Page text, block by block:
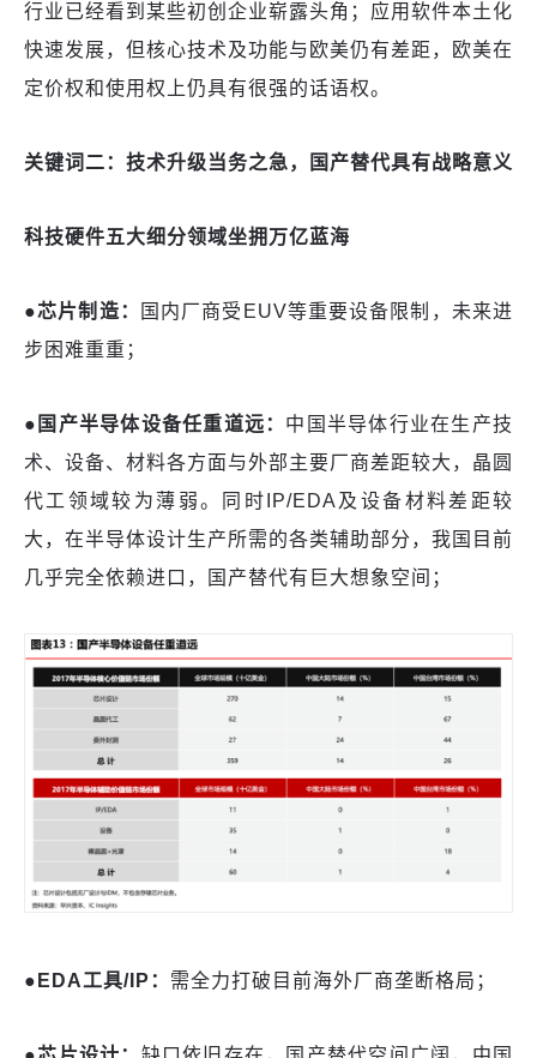
行业已经看到某些初创企业崭露头角；应用软件本土化
快速发展，但核心技术及功能与欧美仍有差距，欧美在
定价权和使用权上仍具有很强的话语权。
关键词二：技术升级当务之急， 国产替代具有战略意义
科技硬件五大细分领域坐拥万亿蓝海
●芯片制造： 国内厂商受 EUV等重要设备限制，未来进
步困难重重；
● 国产半导体设备任重道远： 中国半导体行业在生产技
术、设备、材料各方面与外部主要厂商差距较大，晶圆
代工领域较为薄弱。同时 IP/EDA及设备材料差距较
大，在半导体设计生产所需的各类辅助部分，我国目前
几乎完全依赖进口，国产替代有巨大想象空间；
●EDA工具/IP： 需全力打破目前海外厂商垄断格局；